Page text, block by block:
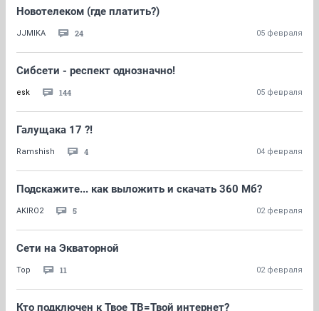
Новотелеком (где платить?)
JJMIKA 24 05 февраля
Сибсети - респект однозначно!
esk 144 05 февраля
Галущака 17 ?!
Ramshish 4 04 февраля
Подскажите... как выложить и скачать 360 Мб?
AKIRO2 5 02 февраля
Сети на Экваторной
Тор 11 02 февраля
Кто подключен к Твое ТВ=Твой интернет?